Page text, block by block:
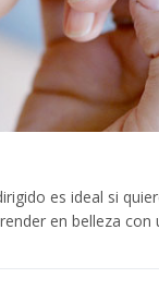
es ideal si
en belleza con